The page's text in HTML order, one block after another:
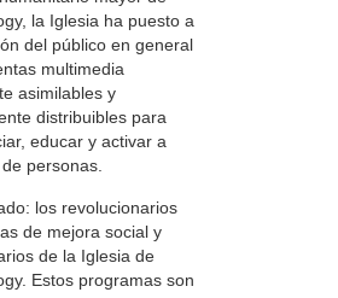
la Iglesia ha puesto a
del público en general
multimedia
asimilables y
distribuibles para
educar y activar a
personas.
los revolucionarios
de mejora social y
de la Iglesia de
Estos programas son